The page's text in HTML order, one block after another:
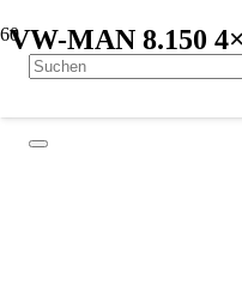
VW-MAN 8.150